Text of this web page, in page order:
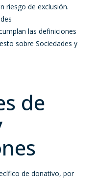
riesgo de exclusión.
las definiciones
sobre Sociedades y
de
de donativo, por